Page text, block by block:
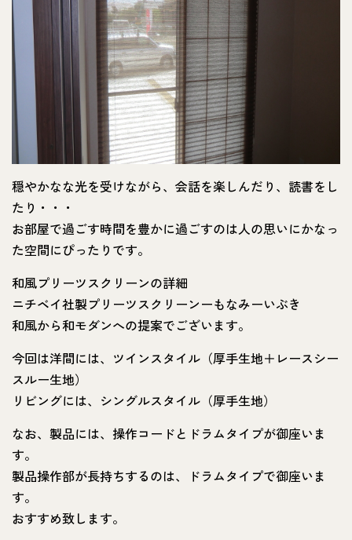
穏やかなな光を受けながら、会話を楽しんだり、読書をし
たり・・・
お部屋で過ごす時間を豊かに過ごすのは人の思いにかなっ
た空間にぴったりです。
和風プリーツスクリーンの詳細
ニチベイ社製プリーツスクリーンーもなみーいぶき
和風から和モダンへの提案でございます。
今回は洋間には、ツインスタイル（厚手生地＋レースシー
スルー生地）
リビングには、シングルスタイル（厚手生地）
なお、製品には、操作コードとドラムタイプが御座いま
す。
製品操作部が長持ちするのは、ドラムタイプで御座いま
す。
おすすめ致します。